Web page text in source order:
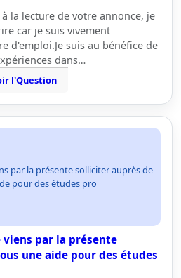
la lecture de votre annonce, je
car je suis vivement
d'emploi.Je suis au bénéfice de
dans…
l'Question
par la présente solliciter auprès de
pour des études pro
viens par la présente
une aide pour des études